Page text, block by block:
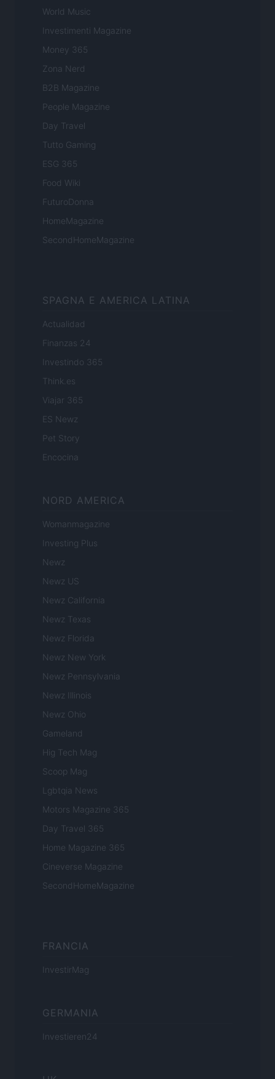
World Music
Investimenti Magazine
Money 365
Zona Nerd
B2B Magazine
People Magazine
Day Travel
Tutto Gaming
ESG 365
Food Wiki
FuturoDonna
HomeMagazine
SecondHomeMagazine
SPAGNA E AMERICA LATINA
Actualidad
Finanzas 24
Investindo 365
Think.es
Viajar 365
ES Newz
Pet Story
Encocina
NORD AMERICA
Womanmagazine
Investing Plus
Newz
Newz US
Newz California
Newz Texas
Newz Florida
Newz New York
Newz Pennsylvania
Newz Illinois
Newz Ohio
Gameland
Hig Tech Mag
Scoop Mag
Lgbtqia News
Motors Magazine 365
Day Travel 365
Home Magazine 365
Cineverse Magazine
SecondHomeMagazine
FRANCIA
InvestirMag
GERMANIA
Investieren24